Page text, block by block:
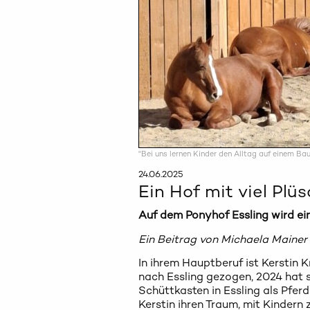
"Bei uns lernen Kinder den Alltag auf einem
24.06.2025
Ein Hof mit viel
Auf dem Ponyhof Essling wird
Ein Beitrag von Michaela
In ihrem Hauptberuf ist Kerstin
nach Essling gezogen, 2024 hat
Schüttkasten in Essling als
Kerstin ihren Traum, mit